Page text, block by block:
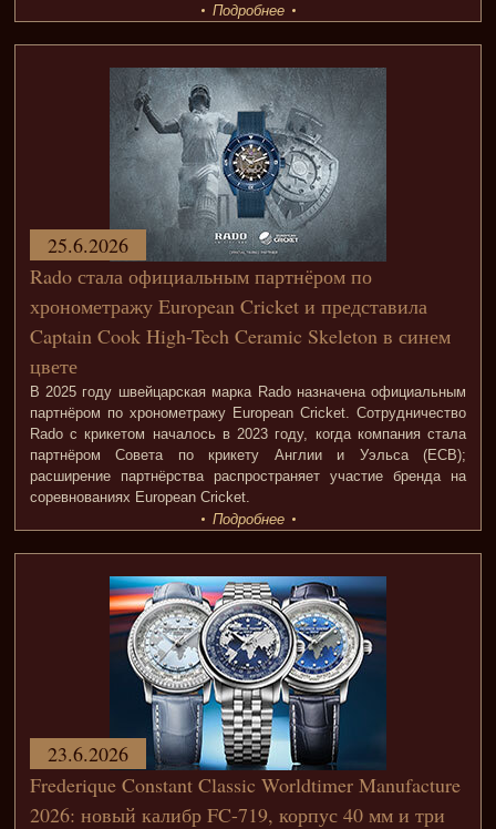
Подробнее
Rado стала официальным партнёром по
хронометражу European Cricket и представила
Captain Cook High-Tech Ceramic Skeleton в синем
цвете
В 2025 году швейцарская марка Rado назначена официальным
партнёром по хронометражу European Cricket. Сотрудничество
Rado с крикетом началось в 2023 году, когда компания стала
партнёром Совета по крикету Англии и Уэльса (ECB);
расширение партнёрства распространяет участие бренда на
соревнованиях European Cricket.
25.6.2026
Подробнее
Frederique Constant Classic Worldtimer Manufacture
2026: новый калибр FC-719, корпус 40 мм и три
23.6.2026